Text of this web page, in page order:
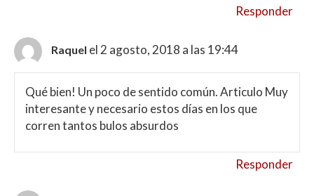
Responder
Raquel el 2 agosto, 2018 a las 19:44
Qué bien! Un poco de sentido común. Articulo Muy
interesante y necesario estos días en los que
corren tantos bulos absurdos
Responder